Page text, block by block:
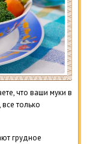
что ваши муки в
только
грудное